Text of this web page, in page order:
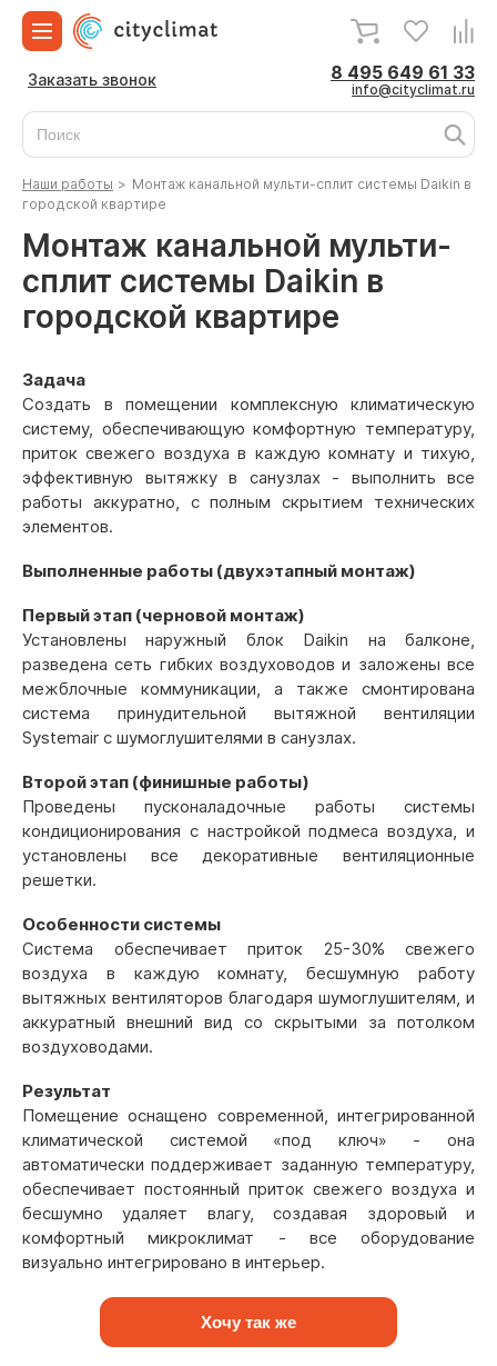
Заказать звонок 8 495 649 61 33
info@cityclimat.ru
Наши работы > Монтаж канальной мульти-сплит системы Daikin в
городской квартире
Монтаж канальной мульти-
сплит системы Daikin в
городской квартире
Задача
Создать в помещении комплексную климатическую
систему, обеспечивающую комфортную температуру,
приток свежего воздуха в каждую комнату и тихую,
эффективную вытяжку в санузлах - выполнить все
работы аккуратно, с полным скрытием технических
элементов.
Выполненные работы (двухэтапный монтаж)
Первый этап (черновой монтаж)
Установлены наружный блок Daikin на балконе,
разведена сеть гибких воздуховодов и заложены все
межблочные коммуникации, а также смонтирована
система принудительной вытяжной вентиляции
Systemair с шумоглушителями в санузлах.
Второй этап (финишные работы)
Проведены пусконаладочные работы системы
кондиционирования с настройкой подмеса воздуха, и
установлены все декоративные вентиляционные
решетки.
Особенности системы
Система обеспечивает приток 25-30% свежего
воздуха в каждую комнату, бесшумную работу
вытяжных вентиляторов благодаря шумоглушителям, и
аккуратный внешний вид со скрытыми за потолком
воздуховодами.
Результат
Помещение оснащено современной, интегрированной
климатической системой «под ключ» - она
автоматически поддерживает заданную температуру,
обеспечивает постоянный приток свежего воздуха и
бесшумно удаляет влагу, создавая здоровый и
комфортный микроклимат - все оборудование
визуально интегрировано в интерьер.
Хочу так же